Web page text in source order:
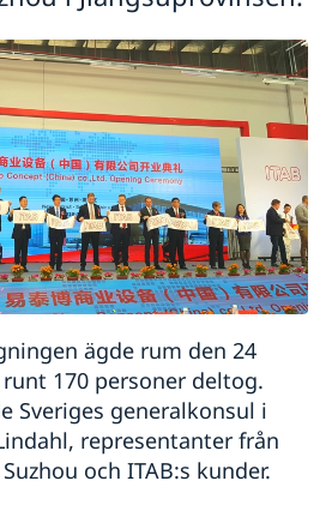
ägde rum den 24
170 personer deltog.
Sveriges generalkonsul i
representanter från
och ITAB:s kunder.